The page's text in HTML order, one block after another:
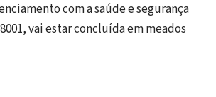
com a saúde e segurança
vai estar concluída em meados